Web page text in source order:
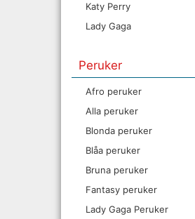
Katy Perry
Lady Gaga
Peruker
Afro peruker
Alla peruker
Blonda peruker
Blåa peruker
Bruna peruker
Fantasy peruker
Lady Gaga Peruker